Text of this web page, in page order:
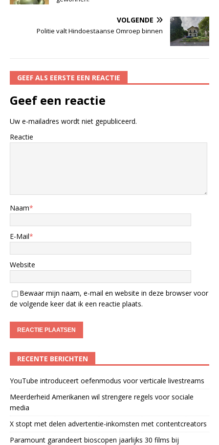
VOLGENDE
Politie valt Hindoestaanse Omroep binnen
GEEF ALS EERSTE EEN REACTIE
Geef een reactie
Uw e-mailadres wordt niet gepubliceerd.
Reactie
Naam*
E-Mail*
Website
Bewaar mijn naam, e-mail en website in deze browser voor
de volgende keer dat ik een reactie plaats.
RECENTE BERICHTEN
YouTube introduceert oefenmodus voor verticale livestreams
Meerderheid Amerikanen wil strengere regels voor sociale
media
X stopt met delen advertentie-inkomsten met contentcreators
Paramount garandeert bioscopen jaarlijks 30 films bij